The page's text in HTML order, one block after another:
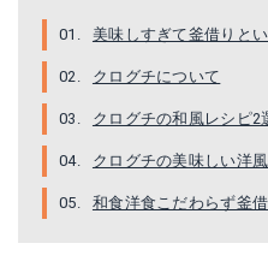
美味しすぎて釜借りと
クログチについて
クログチの和風レシピ2
クログチの美味しい洋
和食洋食こだわらず釜